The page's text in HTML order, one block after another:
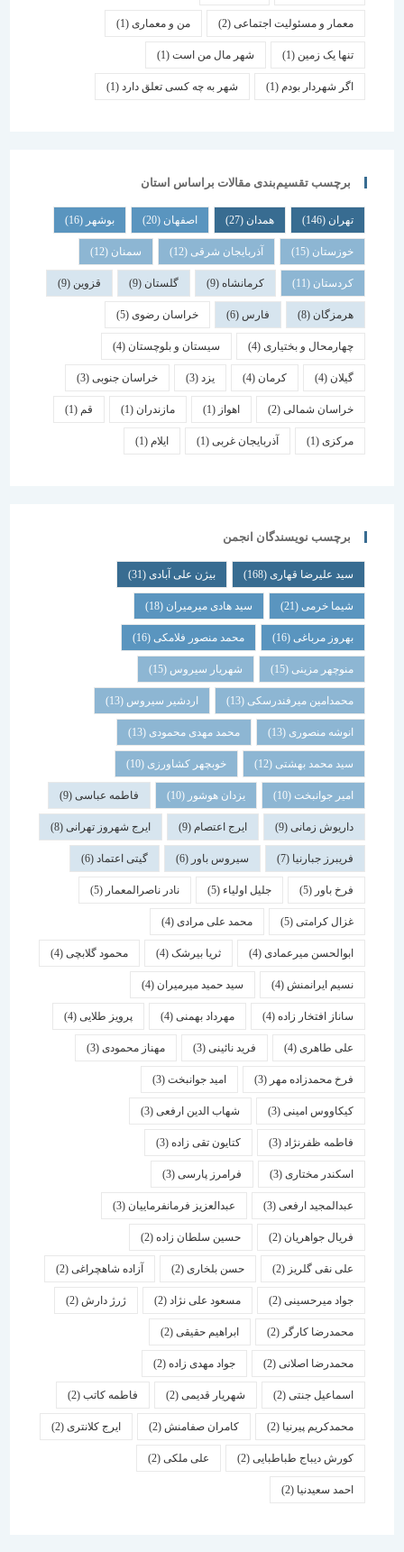
معمار و مسئولیت اجتماعی (2) من و معماری (1)
تنها یک زمین(1) شهر مال من است(1)
اگر شهردار بودم (1) شهر به چه کسی تعلق دارد(1)
برچسب تقسیم‌بندی مقالات براساس استان
همدان اصفهان (20) بوشهر
خوزستان(15) آذربایجان شرقی(12) سمنان (12)
کردستان(11) کرمانشاه(9) گلستان (9) قزوین
هرمزگان(8) فارس خراسان رضوی(5)
چهارمحال و بختیاری (4) سیستان و بلوچستان(4)
کرمان یزد خراسان جنوبی(3)
خراسان شمالی(2) اهواز مازندران(1) قم
(1) آذربایجان غربی(1) ایلام
برچسب نویسندگان انجمن
سید علیرضا قهاری(168) بیژن علی آبادی(31)
شیما خرمی(21) سید هادی میرمیران(18)
بهروز مرباغی (16) محمد منصور فلامکی (16)
منوچهر مزینی(15) شهریار سیروس(15)
محمدامین میرفندرسکی(13) اردشیر سیروس(13)
انوشه منصوری(13) محمد مهدی محمودی(13)
سید محمد بهشتی(12) خوبچهر کشاورزی(10)
امیر جوانبخت(10) یزدان هوشور(10) فاطمه عباسی(9)
داریوش زمانی(9) ایرج اعتصام(9) ایرج شهروز تهرانی(8)
فریبرز جبارنیا(7) سیروس باور(6) گیتی اعتماد(6)
فرخ باور(5) جلیل اولیاء(5) نادر ناصرالمعمار (5)
غزال کرامتی(5) محمد علی مرادی(4)
ابوالحسن میرعمادی(4) ثریا بیرشک(4) محمود گلابچی(4)
نسیم ایرانمنش(4) سید حمید میرمیران(4)
ساناز افتخار زاده(4) مهرداد بهمنی (4) پرویز طلایی(4)
علی طاهری(4) فرید نائینی(3) مهناز محمودی(3)
فرخ محمدزاده مهر(3) امید جوانبخت(3)
کیکاووس امینی(3) شهاب الدین ارفعی(3)
فاطمه ظفرنژاد(3) کتایون تقی زاده(3)
اسكندر مختاری (3) فرامرز پارسی(3)
عبدالمجید ارفعی(3) عبدالعزیز فرمانفرماییان(3)
فریال جواهریان(2) حسین سلطان زاده(2)
علی نقی گلریز(2) حسن بلخاری(2) آزاده شاهچراغی(2)
جواد میرحسینی(2) مسعود علی نژاد(2) ژرژ دارش (2)
محمدرضا کارگر(2) ابراهیم حقیقی(2)
محمدرضا اصلانی(2) جواد مهدی زاده(2)
اسماعیل جنتی(2) شهریار قدیمی(2) فاطمه کاتب(2)
محمدکریم پیرنیا (2) کامران صفامنش(2) ایرج کلانتری (2)
کورش دیباج طباطبایی(2) علی ملکی(2)
احمد سعیدنیا (2)